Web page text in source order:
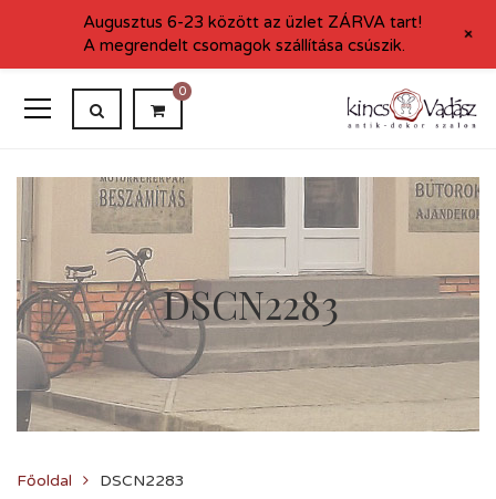
0
DSCN2283
Főoldal DSCN2283
Augusztus 6-23 között az üzlet ZÁRVA tart!
A megrendelt csomagok szállítása csúszik.
+